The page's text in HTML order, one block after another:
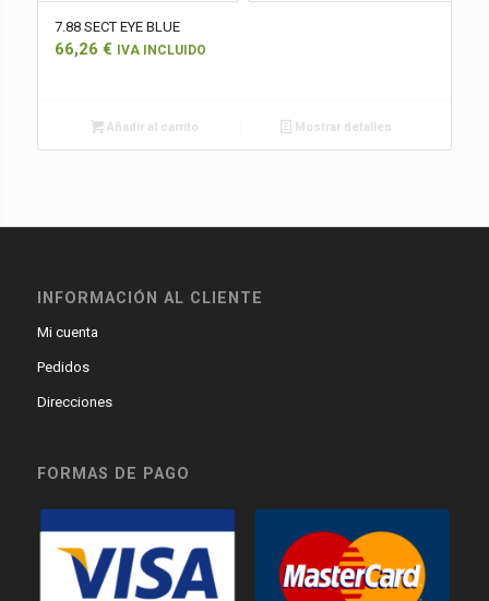
7.88 SECT EYE BLUE
66,26 € IVA INCLUIDO
Añadir al carrito Mostrar detalles
INFORMACIÓN AL CLIENTE
Mi cuenta
Pedidos
Direcciones
FORMAS DE PAGO